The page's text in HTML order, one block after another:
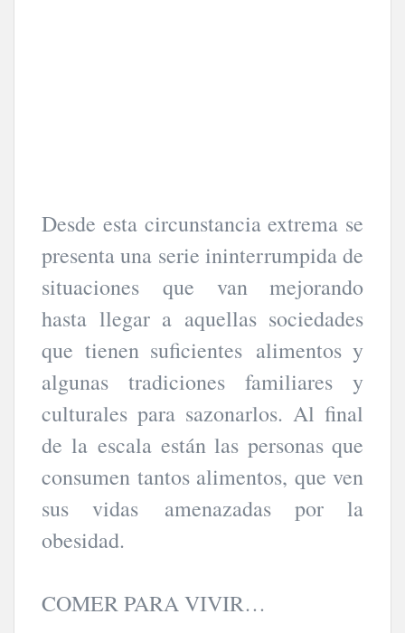
Desde esta circunstancia extrema se
presenta una serie ininterrumpida de
situaciones que van mejorando
hasta llegar a aquellas sociedades
que tienen suficientes alimentos y
algunas tradiciones familiares y
culturales para sazonarlos. Al final
de la escala están las personas que
consumen tantos alimentos, que ven
sus vidas amenazadas por la
obesidad.
COMER PARA VIVIR…